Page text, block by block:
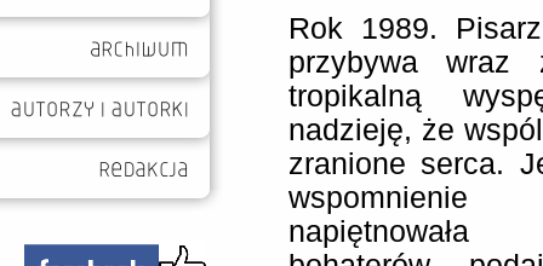
Rok 1989.
przybywa
tropikalną
nadzieję, że
zranione serca.